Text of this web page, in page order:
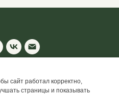
Cookie
сайт работал корректно,
страницы и показывать